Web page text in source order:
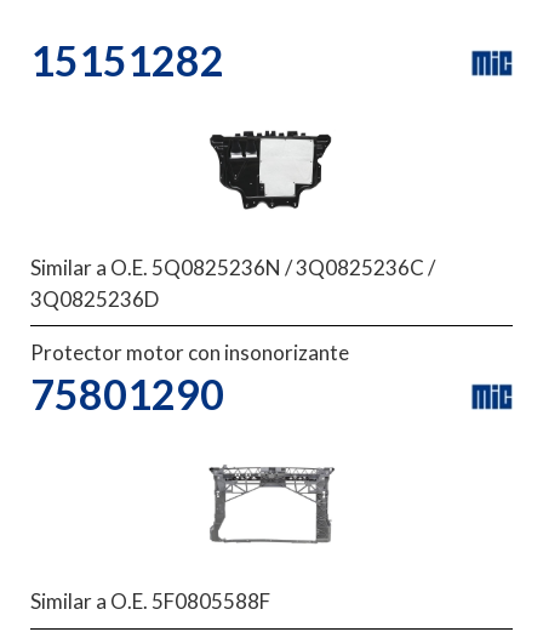
15151282
Similar a O.E. 5Q0825236N / 3Q0825236C /
3Q0825236D
Protector motor con insonorizante
75801290
Similar a O.E. 5F0805588F